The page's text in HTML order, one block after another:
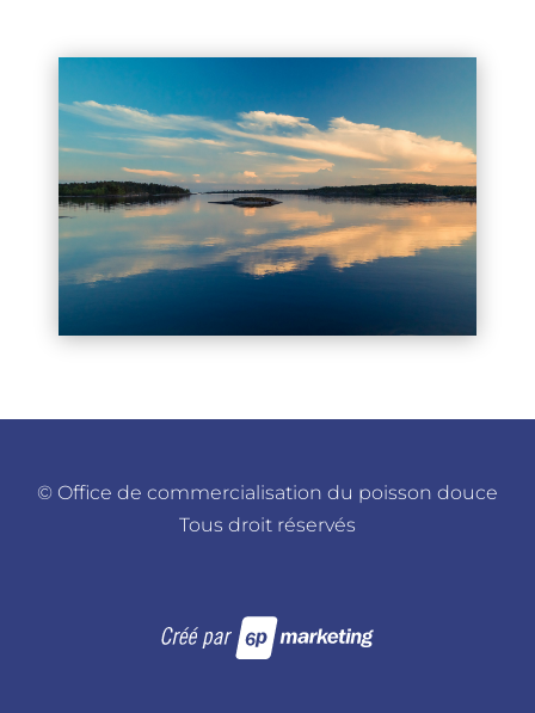
© Office de commercialisation du poisson douce
Tous droit réservés